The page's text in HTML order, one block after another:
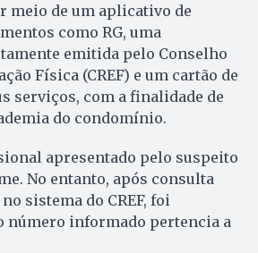
meio de um aplicativo de
como RG, uma
emitida pelo Conselho
Física (CREF) e um cartão de
serviços, com a finalidade de
do condomínio.
apresentado pelo suspeito
No entanto, após consulta
sistema do CREF, foi
número informado pertencia a